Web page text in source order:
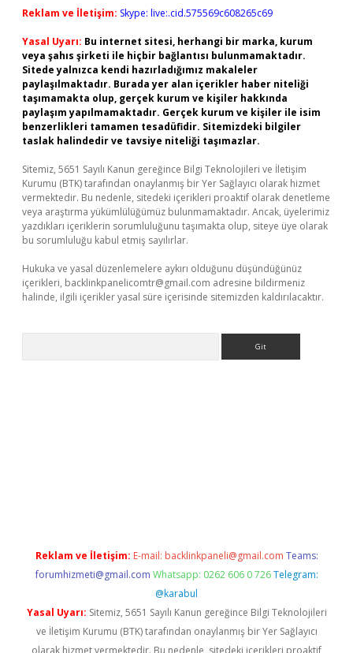
Reklam ve İletişim: Skype: live:.cid.575569c608265c69
Yasal Uyarı: Bu internet sitesi, herhangi bir marka, kurum
veya şahıs şirketi ile hiçbir bağlantısı bulunmamaktadır.
Sitede yalnızca kendi hazırladığımız makaleler
paylaşılmaktadır. Burada yer alan içerikler haber niteliği
taşımamakta olup, gerçek kurum ve kişiler hakkında
paylaşım yapılmamaktadır. Gerçek kurum ve kişiler ile isim
benzerlikleri tamamen tesadüfidir. Sitemizdeki bilgiler
taslak halindedir ve tavsiye niteliği taşımazlar.
Sitemiz, 5651 Sayılı Kanun gereğince Bilgi Teknolojileri ve İletişim
Kurumu (BTK) tarafından onaylanmış bir Yer Sağlayıcı olarak hizmet
vermektedir. Bu nedenle, sitedeki içerikleri proaktif olarak denetleme
veya araştırma yükümlülüğümüz bulunmamaktadır. Ancak, üyelerimiz
yazdıkları içeriklerin sorumluluğunu taşımakta olup, siteye üye olarak
bu sorumluluğu kabul etmiş sayılırlar.
Hukuka ve yasal düzenlemelere aykırı olduğunu düşündüğünüz
içerikleri, backlinkpanelicomtr@gmail.com adresine bildirmeniz
halinde, ilgili içerikler yasal süre içerisinde sitemizden kaldırılacaktır.
Reklam ve İletişim: E-mail: backlinkpaneli@gmail.com Teams:
forumhizmeti@gmail.com Whatsapp: 0262 606 0 726 Telegram:
@karabul
Yasal Uyarı: Sitemiz, 5651 Sayılı Kanun gereğince Bilgi Teknolojileri
ve İletişim Kurumu (BTK) tarafından onaylanmış bir Yer Sağlayıcı
olarak hizmet vermektedir. Bu nedenle, sitedeki içerikleri proaktif